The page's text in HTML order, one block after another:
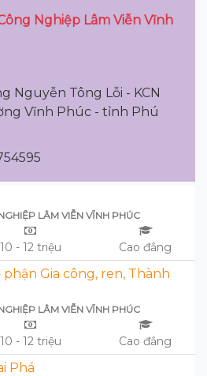
Nghiệp Lâm Viễn Vĩnh
Nguyễn Tông Lỗi - KCN
Vĩnh Phúc - tỉnh Phú
LÂM VIỄN VĨNH PHÚC
10 - 12 triệu Cao đẳng
Gia công, ren, Thành
LÂM VIỄN VĨNH PHÚC
10 - 12 triệu Cao đẳng
Phá